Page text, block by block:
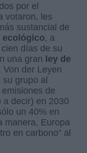
por el
votaron, les
sustancial de
ecológico, a
días de su
una gran ley de
. Von der Leyen
su grupo al
de
a decir) en 2030
un 40% en
manera, Europa
en carbono” al